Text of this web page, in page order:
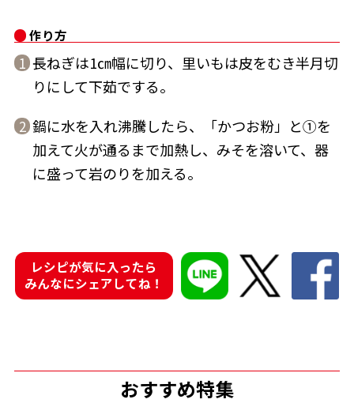
新鮮一番
『踊り節』
鰹節屋の
だしパック
作り方
1 長ねぎは1㎝幅に切り、里いもは皮をむき半月切
りにして下茹でする。
2 鍋に水を入れ沸騰したら、「かつお粉」と①を
加えて火が通るまで加熱し、みそを溶いて、器
に盛って岩のりを加える。
レシピが気に入ったら
みんなにシェアしてね！
おすすめ特集